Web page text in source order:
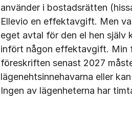
använder i bostadsrätten
Ellevio en effektavgift. Men
eget avtal för den el hen själv
infört någon effektavgift. Min
föreskriften senast 2027
lägenehtsinnehavarna eller
Ingen av lägenheterna har